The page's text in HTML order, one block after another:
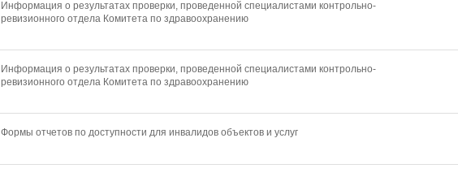
Информация о результатах проверки, проведенной специалистами контрольно-
ревизионного отдела Комитета по здравоохранению
Информация о результатах проверки, проведенной специалистами контрольно-
ревизионного отдела Комитета по здравоохранению
Формы отчетов по доступности для инвалидов объектов и услуг